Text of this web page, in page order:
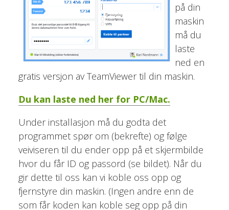
på din
maskin
må du
laste
ned en
gratis versjon av TeamViewer til din maskin.
Du kan laste ned her for PC/Mac.
Under installasjon må du godta det
programmet spør om (bekrefte) og følge
veiviseren til du ender opp på et skjermbilde
hvor du får ID og passord (se bildet). Når du
gir dette til oss kan vi koble oss opp og
fjernstyre din maskin. (Ingen andre enn de
som får koden kan koble seg opp på din